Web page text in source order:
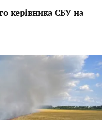
керівника СБУ на